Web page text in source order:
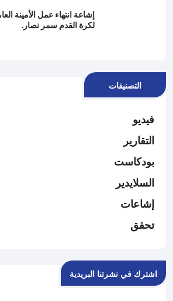
إشاعة انتهاء عمل الأمينة
لكرة القدم سمر نصار.
التصنيفات
فيديو
التقارير
بودكاست
السلايدير
إشاعات
تحقق
اشترك في نشرتنا البريدية